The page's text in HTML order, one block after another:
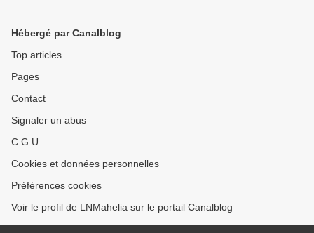
Hébergé par Canalblog
Top articles
Pages
Contact
Signaler un abus
C.G.U.
Cookies et données personnelles
Préférences cookies
Voir le profil de LNMahelia sur le portail Canalblog